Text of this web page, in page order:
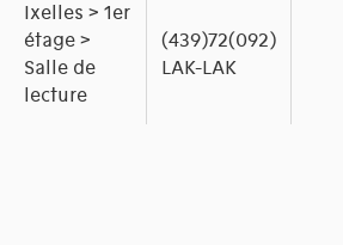
Ixelles > 1er
étage >
Salle de
lecture
(439)72(092)
LAK-LAK